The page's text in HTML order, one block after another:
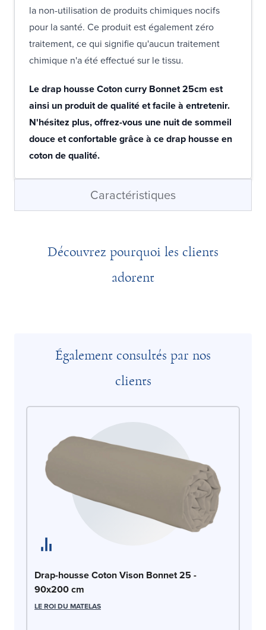
la non-utilisation de produits chimiques nocifs
pour la santé. Ce produit est également zéro
traitement, ce qui signifie qu'aucun traitement
chimique n'a été effectué sur le tissu.
Le drap housse Coton curry Bonnet 25cm est
ainsi un produit de qualité et facile à entretenir.
N'hésitez plus, offrez-vous une nuit de sommeil
douce et confortable grâce à ce drap housse en
coton de qualité.
Caractéristiques
Découvrez pourquoi les clients
adorent
Également consultés par nos
clients
Drap-housse Coton Vison Bonnet 25 -
90x200 cm
LE ROI DU MATELAS